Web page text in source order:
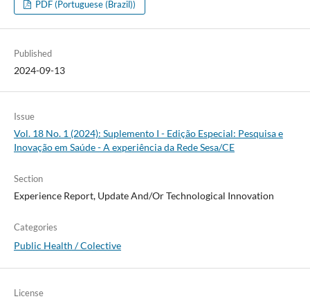
PDF (Portuguese (Brazil))
Published
2024-09-13
Issue
Vol. 18 No. 1 (2024): Suplemento I - Edição Especial: Pesquisa e
Inovação em Saúde - A experiência da Rede Sesa/CE
Section
Experience Report, Update And/Or Technological Innovation
Categories
Public Health / Colective
License